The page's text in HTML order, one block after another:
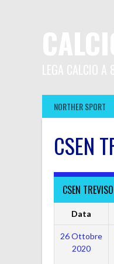
NORTHER SPORT
CSEN
CSEN
Data
26 Ottobre
2020